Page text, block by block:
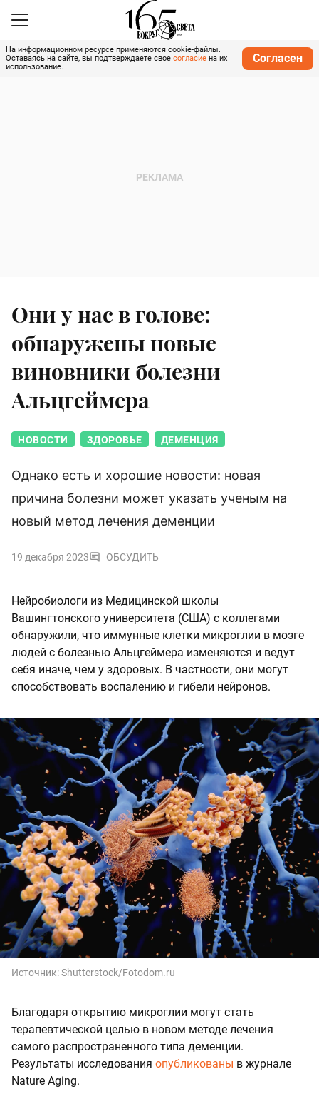
На информационном ресурсе применяются cookie-файлы.
Оставаясь на сайте, вы подтверждаете свое согласие на их
использование.
Согласен
Они у нас в голове:
обнаружены новые
виновники болезни
Альцгеймера
НОВОСТИ ЗДОРОВЬЕ ДЕМЕНЦИЯ
Однако есть и хорошие новости: новая
причина болезни может указать ученым на
новый метод лечения деменции
19 декабря 2023 ОБСУДИТЬ
Нейробиологи из Медицинской школы
Вашингтонского университета (США) с коллегами
обнаружили, что иммунные клетки микроглии в мозге
людей с болезнью Альцгеймера изменяются и ведут
себя иначе, чем у здоровых. В частности, они могут
способствовать воспалению и гибели нейронов.
Источник:Shutterstock/Fotodom.ru
Благодаря открытию микроглии могут стать
терапевтической целью в новом методе лечения
самого распространенного типа деменции.
Результаты исследования опубликованы в журнале
Nature Aging.